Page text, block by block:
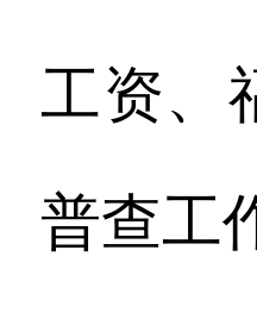
工资、
普查工